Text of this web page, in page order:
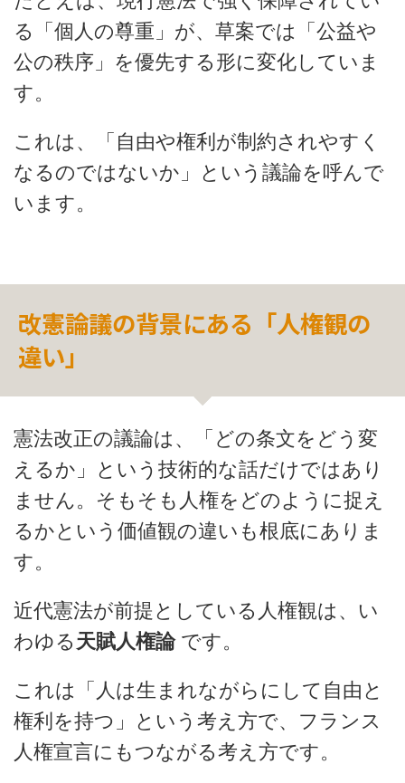
る「個人の尊重」が、草案では「公益や
公の秩序」を優先する形に変化していま
す。
これは、「自由や権利が制約されやすく
なるのではないか」という議論を呼んで
います。
改憲論議の背景にある「人権観の
違い」
憲法改正の議論は、「どの条文をどう変
えるか」という技術的な話だけではあり
ません。そもそも人権をどのように捉え
るかという価値観の違いも根底にありま
す。
近代憲法が前提としている人権観は、い
わゆる天賦人権論です。
これは「人は生まれながらにして自由と
権利を持つ」という考え方で、フランス
人権宣言にもつながる考え方です。